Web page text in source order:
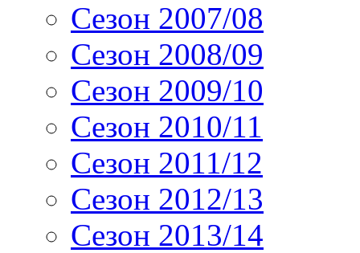
Сезон 2007/08
Сезон 2008/09
Сезон 2009/10
Сезон 2010/11
Сезон 2011/12
Сезон 2012/13
Сезон 2013/14